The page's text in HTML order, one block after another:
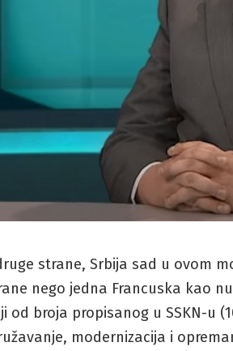
strane, Srbija sad u ovom
nego jedna Francuska kao
od broja propisanog u SSKN-u
modernizacija i